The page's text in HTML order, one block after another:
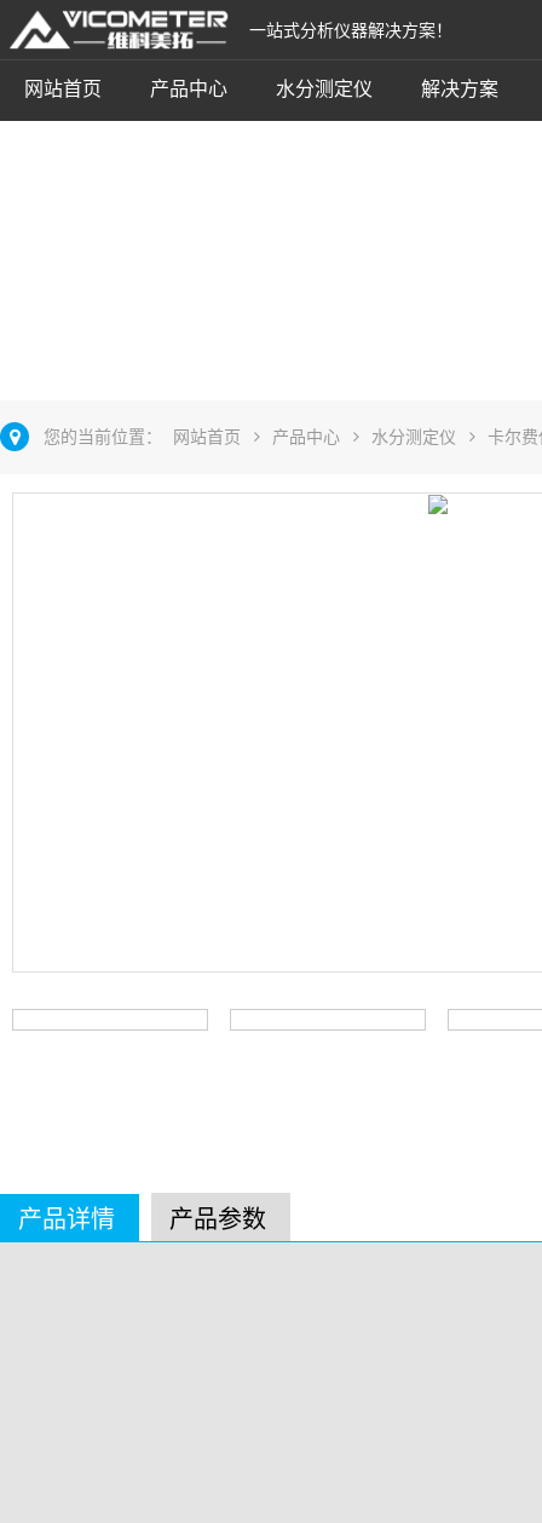
一站式分析仪器解决方案！
网站首页 产品中心 水分测定仪 解决方案
您的当前位置： 网站首页 产品中心 水分测定仪 卡尔
产品详情 产品参数